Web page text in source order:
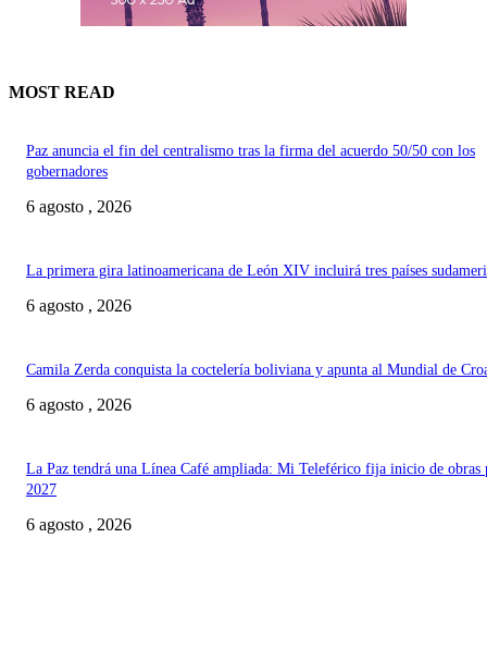
MOST READ
Paz anuncia el fin del centralismo tras la firma del acuerdo 50/50 con los
gobernadores
6 agosto , 2026
La primera gira latinoamericana de León XIV incluirá tres países
6 agosto , 2026
Camila Zerda conquista la coctelería boliviana y apunta al Mundial de
6 agosto , 2026
La Paz tendrá una Línea Café ampliada: Mi Teleférico fija inicio de obras
2027
6 agosto , 2026